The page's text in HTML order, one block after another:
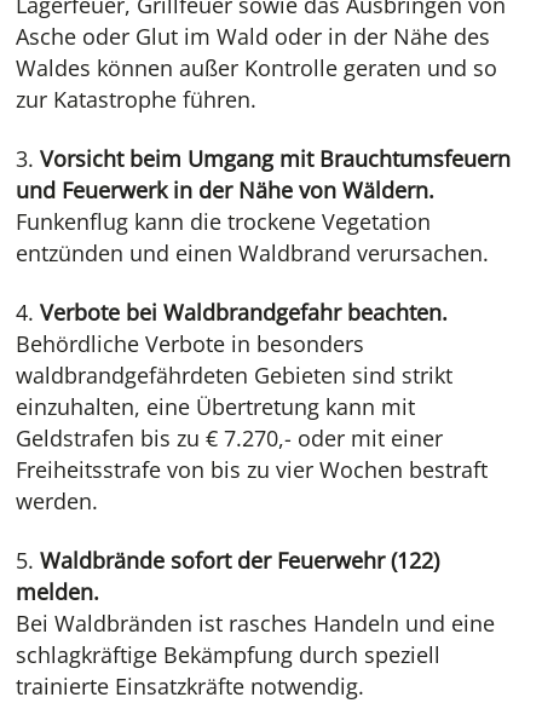
Asche oder Glut im Wald oder in der Nähe des
Waldes können außer Kontrolle geraten und so
zur Katastrophe führen.
Vorsicht beim Umgang mit Brauchtumsfeuern
und Feuerwerk in der Nähe von Wäldern.
Funkenflug kann die trockene Vegetation
entzünden und einen Waldbrand verursachen.
Verbote bei Waldbrandgefahr beachten.
Behördliche Verbote in besonders
waldbrandgefährdeten Gebieten sind strikt
einzuhalten, eine Übertretung kann mit
Geldstrafen bis zu € 7.270,- oder mit einer
Freiheitsstrafe von bis zu vier Wochen bestraft
werden.
Waldbrände sofort der Feuerwehr (122)
melden.
Bei Waldbränden ist rasches Handeln und eine
schlagkräftige Bekämpfung durch speziell
trainierte Einsatzkräfte notwendig.